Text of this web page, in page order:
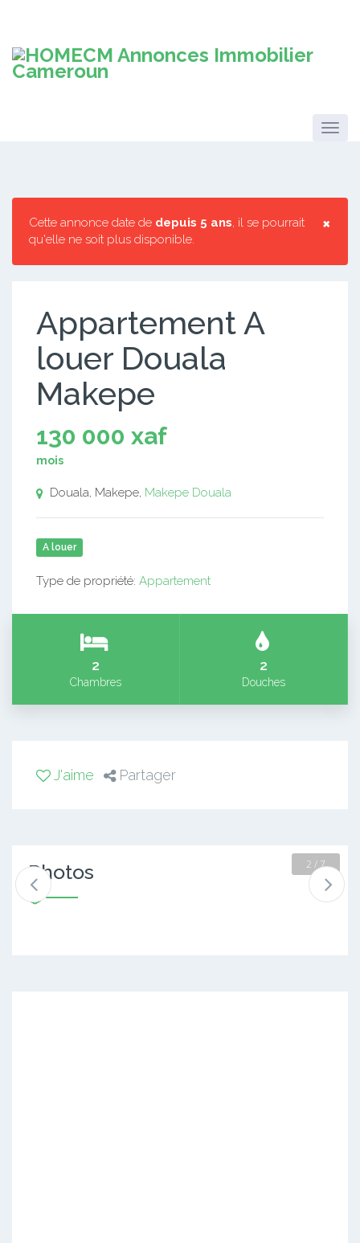
×
Cette annonce date de depuis 5 ans, il se pourrait
qu'elle ne soit plus disponible.
Appartement A
louer Douala
Makepe
130 000 xaf
mois
Douala, Makepe, Makepe Douala
A louer
Type de propriété: Appartement
2
Chambres
2
Douches
J'aime Partager
Photos 2 / 7